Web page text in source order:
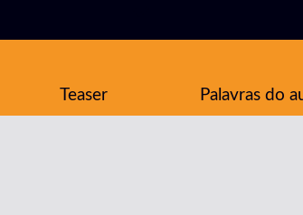
Teaser Palavras do